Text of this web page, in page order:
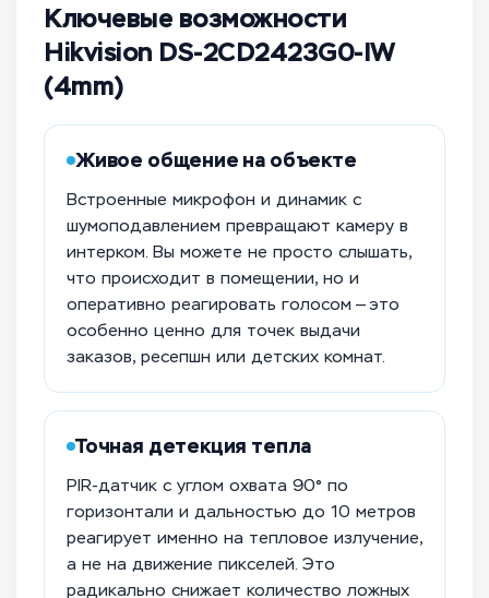
Ключевые возможности
Hikvision DS-2CD2423G0-IW
(4mm)
Живое общение на объекте
Встроенные микрофон и динамик с
шумоподавлением превращают камеру в
интерком. Вы можете не просто слышать,
что происходит в помещении, но и
оперативно реагировать голосом — это
особенно ценно для точек выдачи
заказов, ресепшн или детских комнат.
Точная детекция тепла
PIR-датчик с углом охвата 90° по
горизонтали и дальностью до 10 метров
реагирует именно на тепловое излучение,
а не на движение пикселей. Это
радикально снижает количество ложных